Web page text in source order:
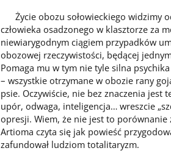
Życie obozu sołowieckiego widzimy
człowieka osadzonego w klasztorze za
niewiarygodnym ciągiem przypadków
obozowej rzeczywistości, będącej
Pomaga mu w tym nie tyle silna
– wszystkie otrzymane w obozie rany
psie. Oczywiście, nie bez znaczenia jest
upór, odwaga, inteligencja… wreszcie
opresji. Wiem, że nie jest to
Artioma czyta się jak powieść
zafundował ludziom totalitaryzm.